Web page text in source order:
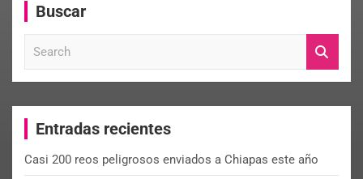
Buscar
c
Entradas recientes
Casi 200 reos peligrosos enviados a Chiapas este año